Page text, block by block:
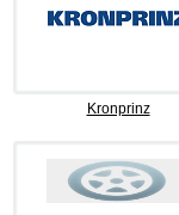
Kronprinz